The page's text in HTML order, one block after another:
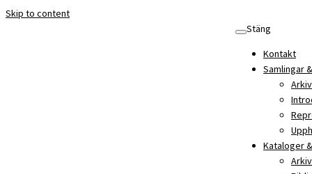
Skip to content
Stäng
Kontakt
Samlingar
Kataloger